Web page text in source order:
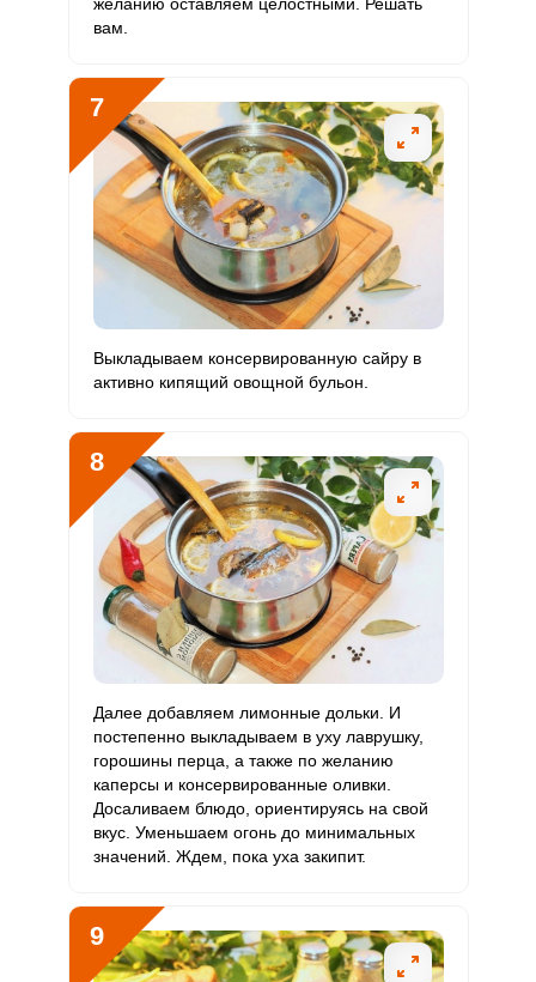
вам.
7
Выкладываем консервированную сайру в
активно кипящий овощной бульон.
8
Далее добавляем лимонные дольки. И
постепенно выкладываем в уху лаврушку,
горошины перца, а также по желанию
каперсы и консервированные оливки.
Досаливаем блюдо, ориентируясь на свой
вкус. Уменьшаем огонь до минимальных
значений. Ждем, пока уха закипит.
9